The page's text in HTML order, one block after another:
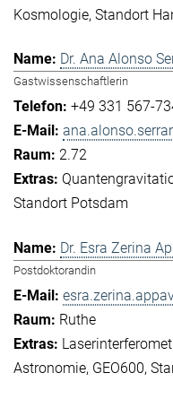
Kosmologie Standort
Dr. Ana Alonso
Gastwissenschaftlerin
+49 331 567-
2.72
Standort Potsdam
Dr. Esra Zerina
Postdoktorandin
Ruthe
Astronomie GEO600